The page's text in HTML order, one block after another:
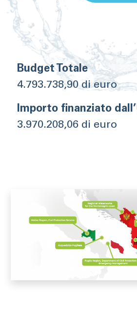
Budget Totale
4.793.738,90 di euro
Importo finanziato
3.970.208,06 di euro